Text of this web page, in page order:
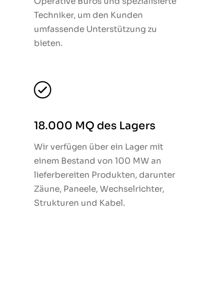
Techniker, um den Kunden
umfassende Unterstützung zu
bieten.
Techniker, um den Kunden
umfassende Unterstützung zu
bieten.
18.000 MQ des Lagers
Wir verfügen über ein Lager mit
einem Bestand von 100 MW an
lieferbereiten Produkten, darunter
Zäune, Paneele, Wechselrichter,
Strukturen und Kabel.
18.000 MQ des Lagers
Wir verfügen über ein Lager mit
einem Bestand von 100 MW an
lieferbereiten Produkten, darunter
Zäune, Paneele, Wechselrichter,
Strukturen und Kabel.